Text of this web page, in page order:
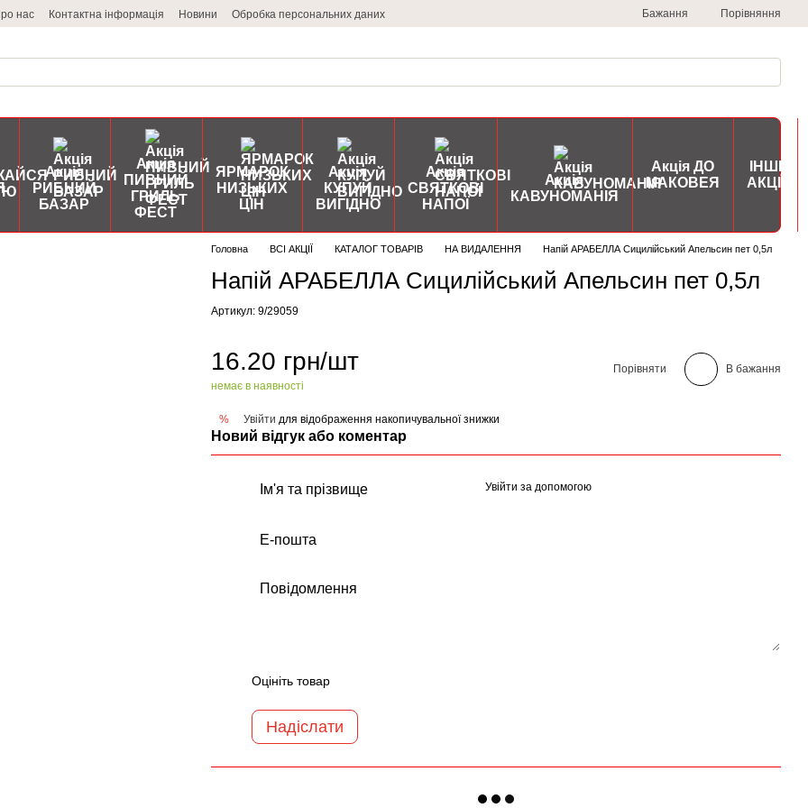
нас Контактна інформація Новини Обробка персональних даних Бажання Порівняння
Акція
РИБНИЙ
БАЗАР
Акція
ПИВНИЙ
ГРИЛЬ
ФЕСТ
ЯРМАРОК
НИЗЬКИХ
ЦІН
Акція
КУПУЙ
ВИГІДНО
Акція
СВЯТКОВІ
НАПОЇ
Акція
КАВУНОМАНІЯ
Акція ДО
МАКОВЕЯ
ІНШІ
АКЦІЇ
Головна ВСІ АКЦІЇ КАТАЛОГ ТОВАРІВ НА ВИДАЛЕННЯ Напій АРАБЕЛЛА Сицилійський Апельсин пет 0,5л
Напій АРАБЕЛЛА Сицилійський Апельсин пет 0,5л
Артикул: 9/29059
16.20 грн/шт
немає в наявності
Порівняти В бажання
% Увійти для відображення накопичувальної знижки
Новий відгук або коментар
Увійти за допомогою
Оцініть товар
Надіслати